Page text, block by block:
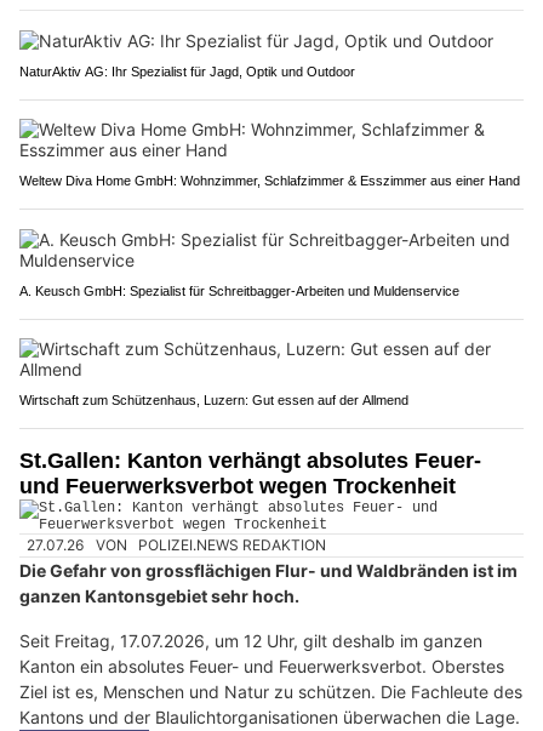
NaturAktiv AG: Ihr Spezialist für Jagd, Optik und Outdoor
Weltew Diva Home GmbH: Wohnzimmer, Schlafzimmer & Esszimmer aus einer Hand
A. Keusch GmbH: Spezialist für Schreitbagger-Arbeiten und Muldenservice
Wirtschaft zum Schützenhaus, Luzern: Gut essen auf der Allmend
St.Gallen: Kanton verhängt absolutes Feuer-
und Feuerwerksverbot wegen Trockenheit
27.07.26 VON POLIZEI.NEWS REDAKTION
Die Gefahr von grossflächigen Flur- und Waldbränden ist im
ganzen Kantonsgebiet sehr hoch.
Seit Freitag, 17.07.2026, um 12 Uhr, gilt deshalb im ganzen
Kanton ein absolutes Feuer- und Feuerwerksverbot. Oberstes
Ziel ist es, Menschen und Natur zu schützen. Die Fachleute des
Kantons und der Blaulichtorganisationen überwachen die Lage.